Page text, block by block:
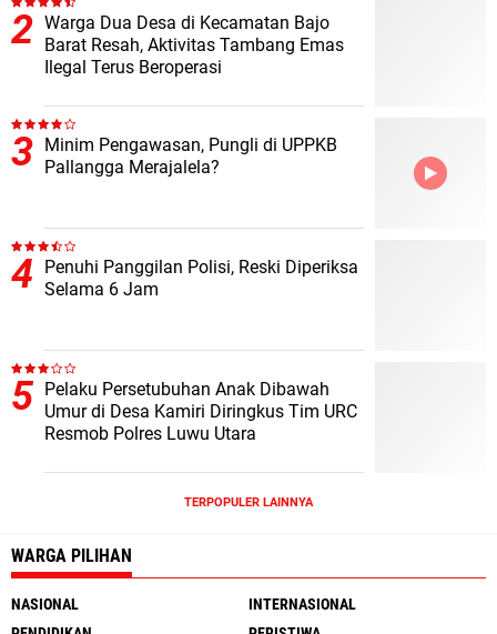
Warga Dua Desa di Kecamatan Bajo
Barat Resah, Aktivitas Tambang Emas
Ilegal Terus Beroperasi
Minim Pengawasan, Pungli di UPPKB
Pallangga Merajalela?
Penuhi Panggilan Polisi, Reski Diperiksa
Selama 6 Jam
Pelaku Persetubuhan Anak Dibawah
Umur di Desa Kamiri Diringkus Tim URC
Resmob Polres Luwu Utara
TERPOPULER LAINNYA
WARGA PILIHAN
NASIONAL
INTERNASIONAL